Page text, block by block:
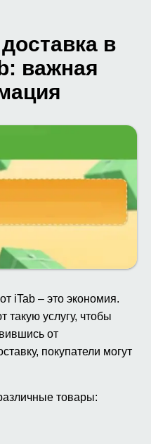
в
важная
iTab – это экономия.
такую услугу, чтобы
от
покупатели могут
товары: